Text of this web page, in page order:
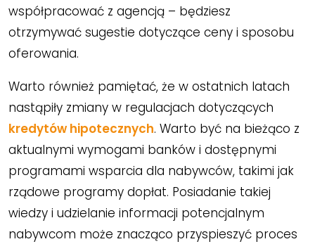
współpracować z agencją – będziesz
otrzymywać sugestie dotyczące ceny i sposobu
oferowania.
Warto również pamiętać, że w ostatnich latach
nastąpiły zmiany w regulacjach dotyczących
kredytów hipotecznych. Warto być na bieżąco z
aktualnymi wymogami banków i dostępnymi
programami wsparcia dla nabywców, takimi jak
rządowe programy dopłat. Posiadanie takiej
wiedzy i udzielanie informacji potencjalnym
nabywcom może znacząco przyspieszyć proces